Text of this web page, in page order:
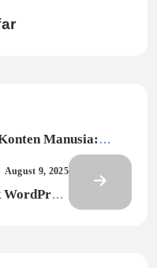
Manusia:
August 9, 2025